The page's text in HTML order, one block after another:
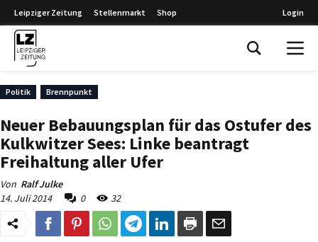
Leipziger Zeitung Stellenmarkt Shop Login
Politik Brennpunkt
Neuer Bebauungsplan für das Ostufer des
Kulkwitzer Sees: Linke beantragt
Freihaltung aller Ufer
Von Ralf Julke
14. Juli 2014
0 32